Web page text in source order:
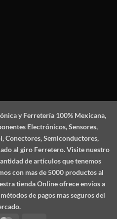
y Ferretería 100% Mexicana,
Electrónicos, Sensores,
Conectores, Semiconductores,
al giro Ferretero. Visite nuestro
de artículos que tenemos
con mas de 5000 productos al
tienda Online ofrece envíos a
de pagos mas seguros del